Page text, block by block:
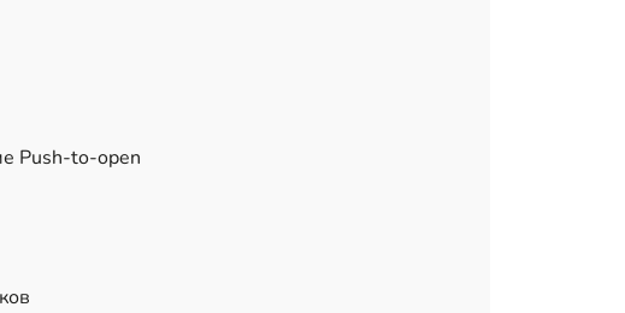
Push-to-open